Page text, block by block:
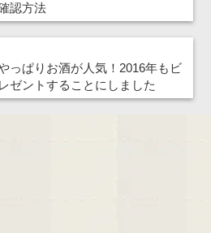
認方法
っぱりお酒が人気！2016年もビ
ゼントすることにしました